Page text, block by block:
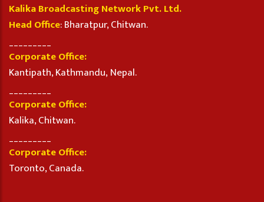
Kalika Broadcasting Network Pvt. Ltd.
Head Office: Bharatpur, Chitwan.
Corporate Office:
Kantipath, Kathmandu, Nepal.
Corporate Office:
Kalika, Chitwan.
Corporate Office:
Toronto, Canada.